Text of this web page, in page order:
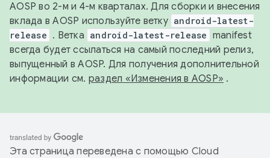
AOSP во 2-м и 4-м кварталах. Для сборки и внесения
вклада в AOSP используйте ветку android-latest-
release . Ветка android-latest-release manifest
всегда будет ссылаться на самый последний релиз,
выпущенный в AOSP. Для получения дополнительной
информации см. раздел «Изменения в AOSP» .
Эта страница переведена с помощью Cloud